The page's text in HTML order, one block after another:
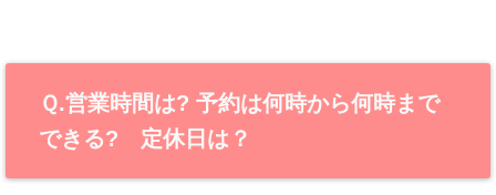
Ｑ.営業時間は? 予約は何時から何時まで
できる? 定休日は？